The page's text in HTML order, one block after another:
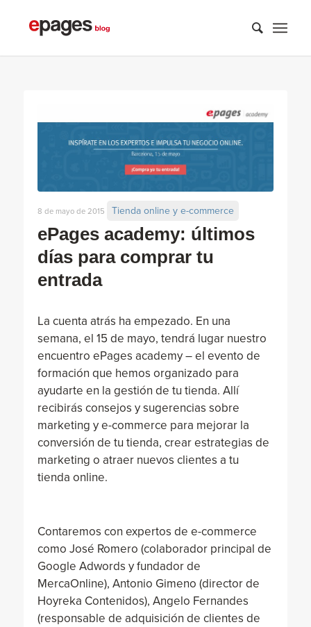
ePages academy: últimos
días para comprar tu
entrada
8 de mayo de 2015 Tienda online y e-commerce
La cuenta atrás ha empezado. En una
semana, el 15 de mayo, tendrá lugar nuestro
encuentro ePages academy – el evento de
formación que hemos organizado para
ayudarte en la gestión de tu tienda. Allí
recibirás consejos y sugerencias sobre
marketing y e-commerce para mejorar la
conversión de tu tienda, crear estrategias de
marketing o atraer nuevos clientes a tu
tienda online.
Contaremos con expertos de e-commerce
como José Romero (colaborador principal de
Google Adwords y fundador de
MercaOnline), Antonio Gimeno (director de
Hoyreka Contenidos), Angelo Fernandes
(responsable de adquisición de clientes de